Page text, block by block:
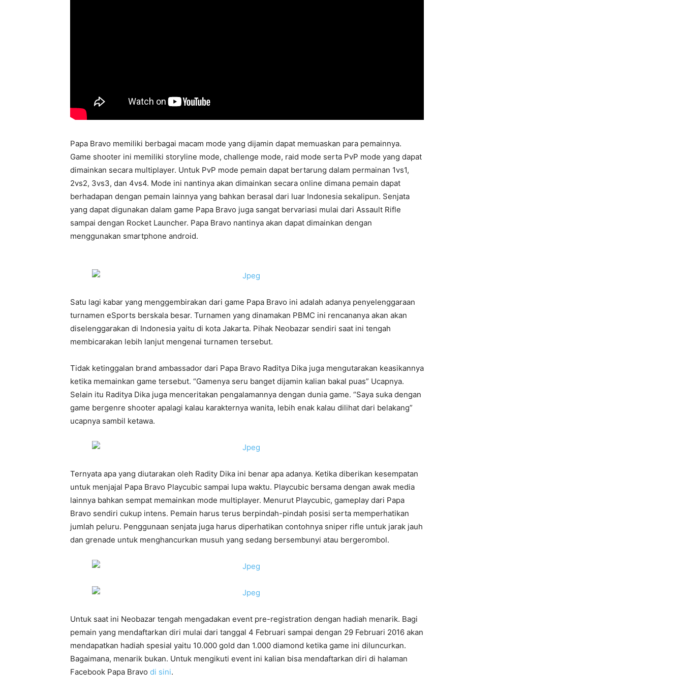
Papa Bravo memiliki berbagai macam mode yang dijamin dapat memuaskan para pemainnya.
Game shooter ini memiliki storyline mode, challenge mode, raid mode serta PvP mode yang dapat
dimainkan secara multiplayer. Untuk PvP mode pemain dapat bertarung dalam permainan 1vs1,
2vs2, 3vs3, dan 4vs4. Mode ini nantinya akan dimainkan secara online dimana pemain dapat
berhadapan dengan pemain lainnya yang bahkan berasal dari luar Indonesia sekalipun. Senjata
yang dapat digunakan dalam game Papa Bravo juga sangat bervariasi mulai dari Assault Rifle
sampai dengan Rocket Launcher. Papa Bravo nantinya akan dapat dimainkan dengan
menggunakan smartphone android.
Satu lagi kabar yang menggembirakan dari game Papa Bravo ini adalah adanya penyelenggaraan
turnamen eSports berskala besar. Turnamen yang dinamakan PBMC ini rencananya akan akan
diselenggarakan di Indonesia yaitu di kota Jakarta. Pihak Neobazar sendiri saat ini tengah
membicarakan lebih lanjut mengenai turnamen tersebut.
Tidak ketinggalan brand ambassador dari Papa Bravo Raditya Dika juga mengutarakan keasikannya
ketika memainkan game tersebut. “Gamenya seru banget dijamin kalian bakal puas” Ucapnya.
Selain itu Raditya Dika juga menceritakan pengalamannya dengan dunia game. “Saya suka dengan
game bergenre shooter apalagi kalau karakternya wanita, lebih enak kalau dilihat dari belakang”
ucapnya sambil ketawa.
Ternyata apa yang diutarakan oleh Radity Dika ini benar apa adanya. Ketika diberikan kesempatan
untuk menjajal Papa Bravo Playcubic sampai lupa waktu. Playcubic bersama dengan awak media
lainnya bahkan sempat memainkan mode multiplayer. Menurut Playcubic, gameplay dari Papa
Bravo sendiri cukup intens. Pemain harus terus berpindah-pindah posisi serta memperhatikan
jumlah peluru. Penggunaan senjata juga harus diperhatikan contohnya sniper rifle untuk jarak jauh
dan grenade untuk menghancurkan musuh yang sedang bersembunyi atau bergerombol.
Untuk saat ini Neobazar tengah mengadakan event pre-registration dengan hadiah menarik. Bagi
pemain yang mendaftarkan diri mulai dari tanggal 4 Februari sampai dengan 29 Februari 2016 akan
mendapatkan hadiah spesial yaitu 10.000 gold dan 1.000 diamond ketika game ini diluncurkan.
Bagaimana, menarik bukan. Untuk mengikuti event ini kalian bisa mendaftarkan diri di halaman
Facebook Papa Bravo di sini.